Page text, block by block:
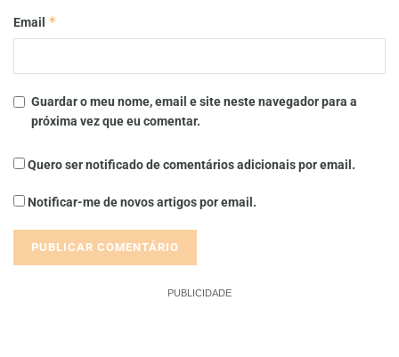
Email *
Guardar o meu nome, email e site neste navegador para a
próxima vez que eu comentar.
Quero ser notificado de comentários adicionais por email.
Notificar-me de novos artigos por email.
PUBLICIDADE